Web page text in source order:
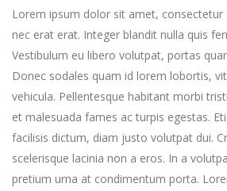
Lorem ipsum dolor sit amet, consectetur
nec erat erat. Integer blandit nulla quis
Vestibulum eu libero volutpat, portas
Donec sodales quam id lorem lobortis,
vehicula. Pellentesque habitant morbi
et malesuada fames ac turpis egestas.
facilisis dictum, diam justo volutpat dui.
scelerisque lacinia non a eros. In a
pretium urna at condimentum porta.